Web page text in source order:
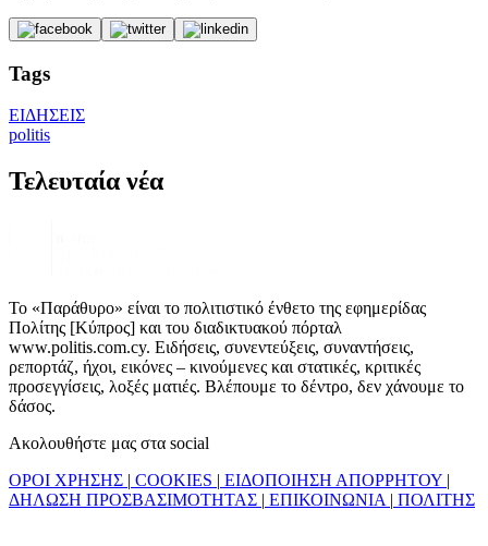
Tags
ΕΙΔΗΣΕΙΣ
politis
Τελευταία νέα
Το «Παράθυρο» είναι το πολιτιστικό ένθετο της εφημερίδας
Πολίτης [Κύπρος] και του διαδικτυακού πόρταλ
www.politis.com.cy. Ειδήσεις, συνεντεύξεις, συναντήσεις,
ρεπορτάζ, ήχοι, εικόνες – κινούμενες και στατικές, κριτικές
προσεγγίσεις, λοξές ματιές. Βλέπουμε το δέντρο, δεν χάνουμε το
δάσος.
Ακολουθήστε μας στα social
ΟΡΟΙ ΧΡΗΣΗΣ | COOKIES | ΕΙΔΟΠΟΙΗΣΗ ΑΠΟΡΡΗΤΟΥ |
ΔΗΛΩΣΗ ΠΡΟΣΒΑΣΙΜΟΤΗΤΑΣ | ΕΠΙΚΟΙΝΩΝΙΑ | ΠΟΛΙΤΗΣ